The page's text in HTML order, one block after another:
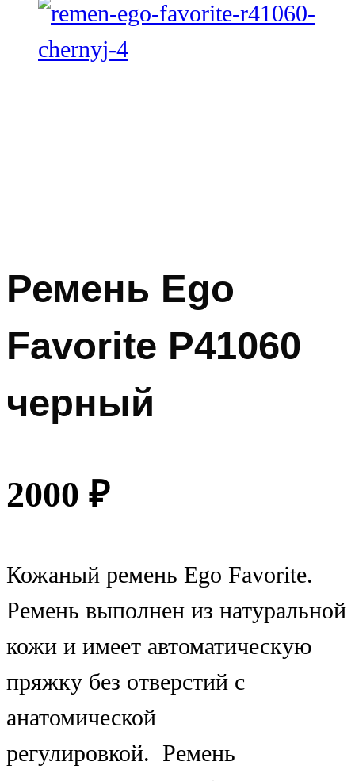
Ремень Ego
Favorite Р41060
черный
2000 ₽
Кожаный ремень Ego Favorite.
Ремень выполнен из натуральной
кожи и имеет автоматическую
пряжку без отверстий с
анатомической
регулировкой. Ремень